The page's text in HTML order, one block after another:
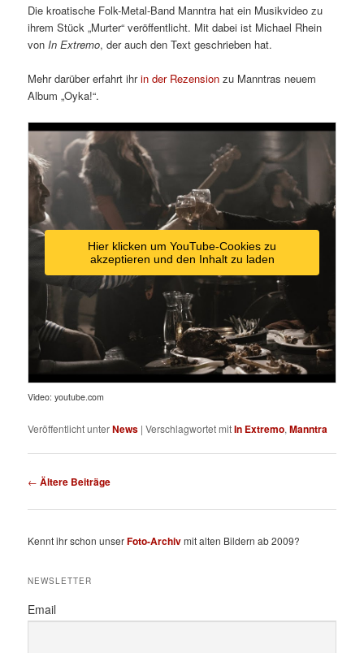
Die kroatische Folk-Metal-Band Manntra hat ein Musikvideo zu
ihrem Stück „Murter“ veröffentlicht. Mit dabei ist Michael Rhein
vonIn Extremo, der auch den Text geschrieben hat.
Mehr darüber erfahrt ihrin der Rezension zu Manntras neuem
Album „Oyka!“.
Hier klicken um YouTube-Cookies zu
akzeptieren und den Inhalt zu laden
Video: youtube.com
Veröffentlicht unterNews |Verschlagwortet mitIn Extremo,Manntra
Beitragsnavigation
← Ältere Beiträge
Kennt ihr schon unserFoto-Archivmit alten Bildern ab 2009?
NEWSLETTER
Email